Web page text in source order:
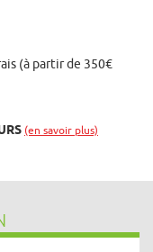
(à partir de 350€
(en savoir plus)